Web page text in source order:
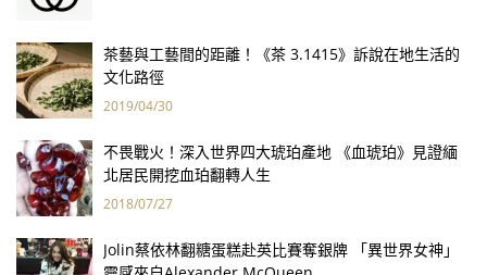
茶藝與工藝間的距離！《茶 3.1415》訴說在地生活的
文化路徑
2019/04/30
不畏戰火！深入世界四大琥珀產地 《血琥珀》見證緬
北居民開挖血珀翻轉人生
2018/07/27
Jolin蔡依林翻糖蛋糕赴英比賽奪銀牌 「異世界女神」